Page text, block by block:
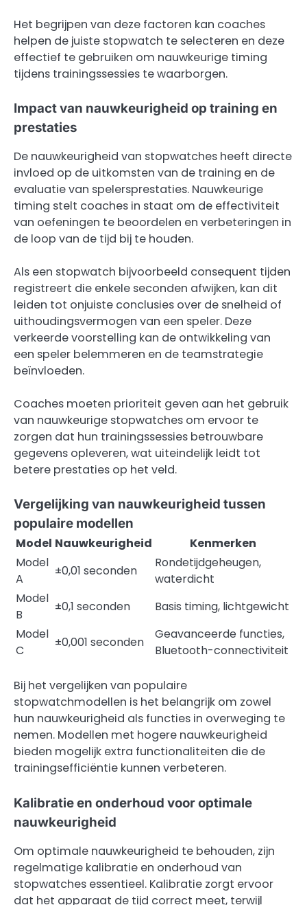
Het begrijpen van deze factoren kan coaches
helpen de juiste stopwatch te selecteren en deze
effectief te gebruiken om nauwkeurige timing
tijdens trainingssessies te waarborgen.
Impact van nauwkeurigheid op training en
prestaties
De nauwkeurigheid van stopwatches heeft directe
invloed op de uitkomsten van de training en de
evaluatie van spelersprestaties. Nauwkeurige
timing stelt coaches in staat om de effectiviteit
van oefeningen te beoordelen en verbeteringen in
de loop van de tijd bij te houden.
Als een stopwatch bijvoorbeeld consequent tijden
registreert die enkele seconden afwijken, kan dit
leiden tot onjuiste conclusies over de snelheid of
uithoudingsvermogen van een speler. Deze
verkeerde voorstelling kan de ontwikkeling van
een speler belemmeren en de teamstrategie
beïnvloeden.
Coaches moeten prioriteit geven aan het gebruik
van nauwkeurige stopwatches om ervoor te
zorgen dat hun trainingssessies betrouwbare
gegevens opleveren, wat uiteindelijk leidt tot
betere prestaties op het veld.
Vergelijking van nauwkeurigheid tussen
populaire modellen
Model Nauwkeurigheid
Kenmerken
Model
A
±0,01 seconden
Rondetijdgeheugen,
waterdicht
Model
B
±0,1 seconden
Basis timing, lichtgewicht
Model
C
±0,001 seconden
Geavanceerde functies,
Bluetooth-connectiviteit
Bij het vergelijken van populaire
stopwatchmodellen is het belangrijk om zowel
hun nauwkeurigheid als functies in overweging te
nemen. Modellen met hogere nauwkeurigheid
bieden mogelijk extra functionaliteiten die de
trainingsefficiëntie kunnen verbeteren.
Kalibratie en onderhoud voor optimale
nauwkeurigheid
Om optimale nauwkeurigheid te behouden, zijn
regelmatige kalibratie en onderhoud van
stopwatches essentieel. Kalibratie zorgt ervoor
dat het apparaat de tijd correct meet, terwijl